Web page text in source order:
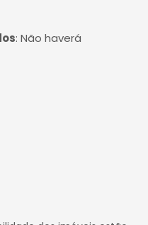
: Não haverá